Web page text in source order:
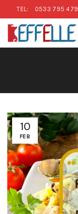
TEL: 0533 795 479
10
FEB